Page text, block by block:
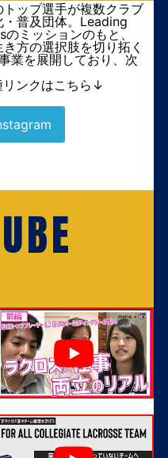
ップ選手が複数クラブ
普及団体。Leading
ミッションのもと、
方の選択肢を切り拓く
業を展開しており、次
ンクはこちら↓